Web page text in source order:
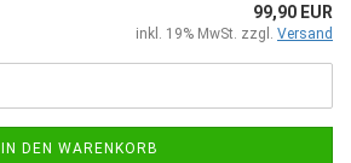
99,90 EUR
inkl. 19% MwSt. zzgl. Versand
IN DEN WARENKORB